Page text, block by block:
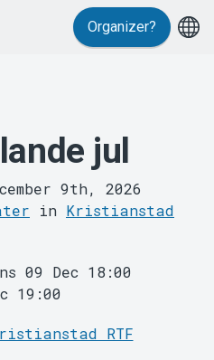
Organizer?
jul
9th, 2026
in Kristianstad
09 Dec 18:00
19:00
RTF